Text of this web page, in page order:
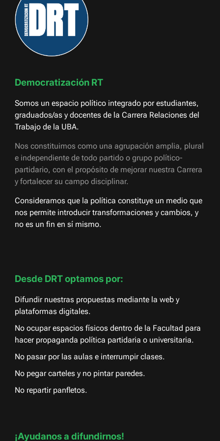
Democratización RT
Somos un espacio político integrado por estudiantes,
graduados/as y docentes de la Carrera Relaciones del
Trabajo de la UBA.
Nos constituimos como una agrupación amplia, plural
e independiente de todo partido o grupo político-
partidario, con el propósito de mejorar nuestra Carrera
y fortalecer su campo disciplinar.
Consideramos que la política constituye un medio que
nos permite introducir transformaciones y cambios, y
no es un fin en sí mismo.
Desde DRT optamos por:
Difundir nuestras propuestas mediante la web y
plataformas digitales.
No ocupar espacios físicos dentro de la Facultad para
hacer propaganda política partidaria o universitaria.
No pasar por las aulas e interrumpir clases.
No pegar carteles y no pintar paredes.
No repartir panfletos.
¡Ayudanos a difundirnos!